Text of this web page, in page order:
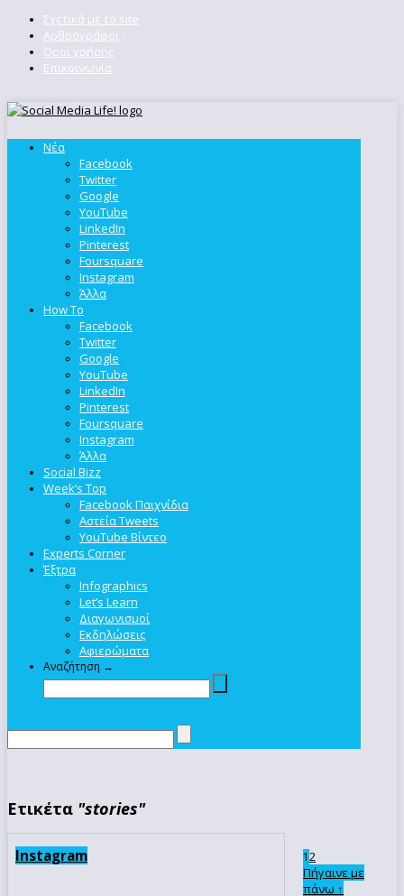
Σχετικά με το site
Αρθρογράφοι
Όροι χρήσης
Επικοινωνία
Νέα
Facebook
Twitter
Google
YouTube
LinkedIn
Pinterest
Foursquare
Instagram
Άλλα
How To
Facebook
Twitter
Google
YouTube
LinkedIn
Pinterest
Foursquare
Instagram
Άλλα
Social Bizz
Week’s Top
Facebook Παιχνίδια
Αστεία Tweets
YouTube Βίντεο
Experts Corner
Έξτρα
Infographics
Let’s Learn
Διαγωνισμοί
Εκδηλώσεις
Αφιερώματα
Αναζήτηση →
Ετικέτα "stories"
Instagram 12
Πήγαινε με
πάνω ↑